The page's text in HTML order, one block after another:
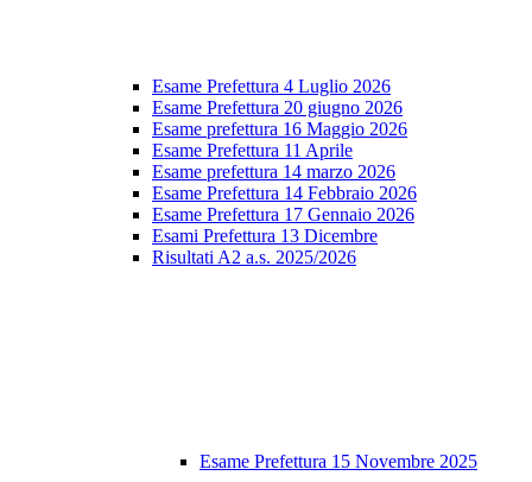
Esame Prefettura 4 Luglio 2026
Esame Prefettura 20 giugno 2026
Esame prefettura 16 Maggio 2026
Esame Prefettura 11 Aprile
Esame prefettura 14 marzo 2026
Esame Prefettura 14 Febbraio 2026
Esame Prefettura 17 Gennaio 2026
Esami Prefettura 13 Dicembre
Risultati A2 a.s. 2025/2026
Esame Prefettura 15 Novembre 2025